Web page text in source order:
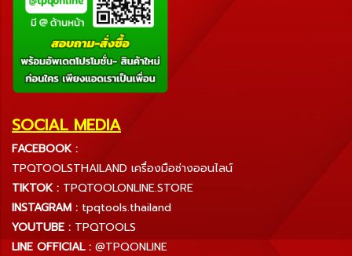
SOCIAL MEDIA
FACEBOOK :
TPQTOOLSTHAILAND เครื่องมือช่างออนไลน์
TIKTOK : TPQTOOLONLINE.STORE
INSTAGRAM : tpqtools.thailand
YOUTUBE : TPQTOOLS
LINE OFFICIAL : @TPQONLINE